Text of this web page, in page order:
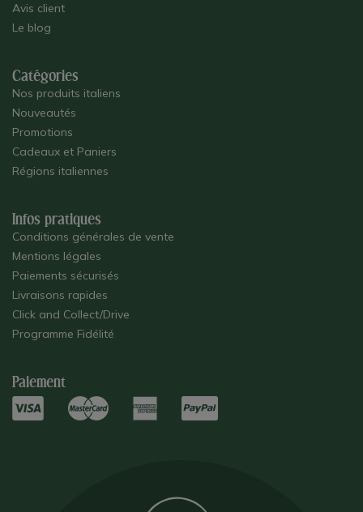
Avis client
Le blog
Catégories
Nos produits italiens
Nouveautés
Promotions
Cadeaux et Paniers
Régions italiennes
Infos pratiques
Conditions générales de vente
Mentions légales
Paiements sécurisés
Livraisons rapides
Click and Collect/Drive
Programme Fidélité
Paiement